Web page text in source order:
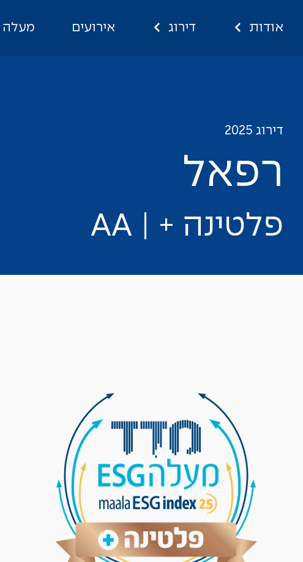
אודות דירוג אירועים מעלה
דירוג 2025
רפאל
פלטינה +
AA